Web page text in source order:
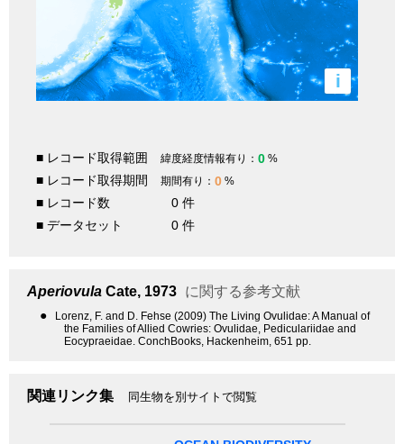
i
■ レコード取得範囲 緯度経度情報有り： 0 %
■ レコード取得期間 期間有り： 0 %
■ レコード数
0 件
■ データセット
0 件
Aperiovula Cate, 1973 に関する参考文献
●
Lorenz, F. and D. Fehse (2009) The Living Ovulidae: A Manual of
the Families of Allied Cowries: Ovulidae, Pediculariidae and
Eocypraeidae. ConchBooks, Hackenheim, 651 pp.
関連リンク集 同生物を別サイトで閲覧